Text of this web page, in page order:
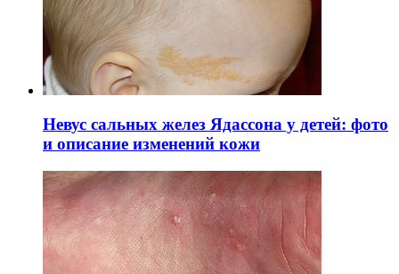
Невус сальных желез Ядассона у детей: фото
и описание изменений кожи